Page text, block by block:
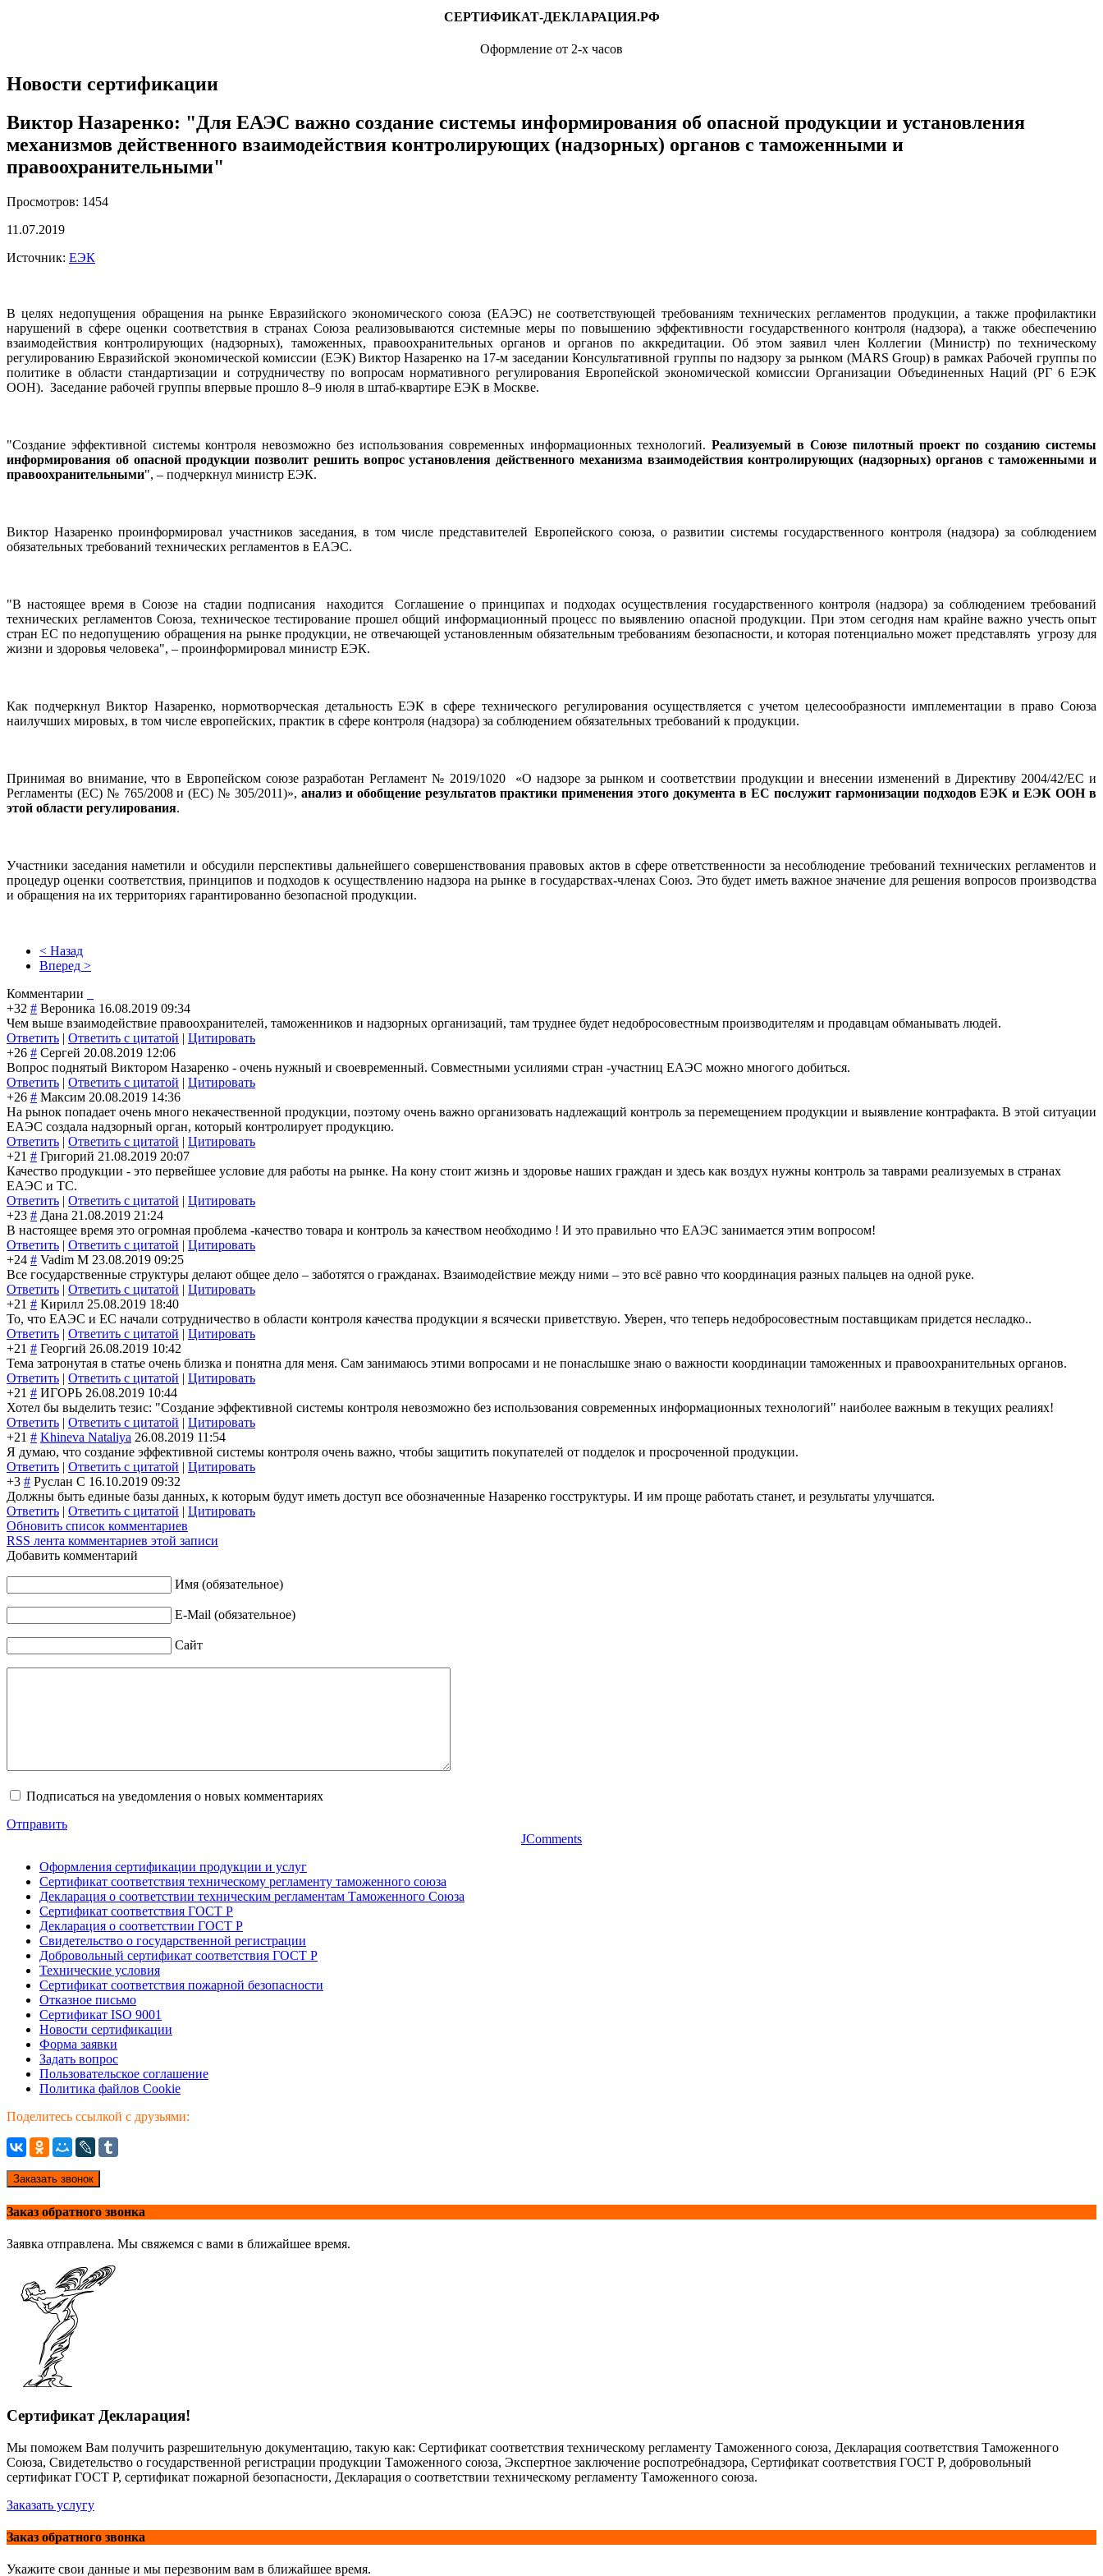
СЕРТИФИКАТ-ДЕКЛАРАЦИЯ.РФ
Оформление от 2-х часов
Новости сертификации
Виктор Назаренко: "Для ЕАЭС важно создание системы информирования об опасной продукции и установления
механизмов действенного взаимодействия контролирующих (надзорных) органов с таможенными и
правоохранительными"
Просмотров: 1454
11.07.2019
Источник: ЕЭК
В целях недопущения обращения на рынке Евразийского экономического союза (ЕАЭС) не соответствующей требованиям технических регламентов продукции, а также профилактики
нарушений в сфере оценки соответствия в странах Союза реализовываются системные меры по повышению эффективности государственного контроля (надзора), а также обеспечению
взаимодействия контролирующих (надзорных), таможенных, правоохранительных органов и органов по аккредитации. Об этом заявил член Коллегии (Министр) по техническому
регулированию Евразийской экономической комиссии (ЕЭК) Виктор Назаренко на 17-м заседании Консультативной группы по надзору за рынком (MARS Group) в рамках Рабочей группы по
политике в области стандартизации и сотрудничеству по вопросам нормативного регулирования Европейской экономической комиссии Организации Объединенных Наций (РГ 6 ЕЭК
ООН). Заседание рабочей группы впервые прошло 8–9 июля в штаб-квартире ЕЭК в Москве.
"Создание эффективной системы контроля невозможно без использования современных информационных технологий.Реализуемый в Союзе пилотный проект по созданию системы
информирования об опасной продукции позволит решить вопрос установления действенного механизма взаимодействия контролирующих (надзорных) органов с таможенными и
правоохранительными", – подчеркнул министр ЕЭК.
Виктор Назаренко проинформировал участников заседания, в том числе представителей Европейского союза, о развитии системы государственного контроля (надзора) за соблюдением
обязательных требований технических регламентов в ЕАЭС.
"В настоящее время в Союзе на стадии подписания находится Соглашение о принципах и подходах осуществления государственного контроля (надзора) за соблюдением требований
технических регламентов Союза, техническое тестирование прошел общий информационный процесс по выявлению опасной продукции. При этом сегодня нам крайне важно учесть опыт
стран ЕС по недопущению обращения на рынке продукции, не отвечающей установленным обязательным требованиям безопасности, и которая потенциально может представлять угрозу для
жизни и здоровья человека", – проинформировал министр ЕЭК.
Как подчеркнул Виктор Назаренко, нормотворческая детальность ЕЭК в сфере технического регулирования осуществляется с учетом целесообразности имплементации в право Союза
наилучших мировых, в том числе европейских, практик в сфере контроля (надзора) за соблюдением обязательных требований к продукции.
Принимая во внимание, что в Европейском союзе разработан Регламент № 2019/1020 «О надзоре за рынком и соответствии продукции и внесении изменений в Директиву 2004/42/ЕС и
Регламенты (ЕС) № 765/2008 и (ЕС) № 305/2011)», анализ и обобщение результатов практики применения этого документа в ЕС послужит гармонизации подходов ЕЭК и ЕЭК ООН в
этой области регулирования.
Участники заседания наметили и обсудили перспективы дальнейшего совершенствования правовых актов в сфере ответственности за несоблюдение требований технических регламентов и
процедур оценки соответствия, принципов и подходов к осуществлению надзора на рынке в государствах-членах Союз. Это будет иметь важное значение для решения вопросов производства
и обращения на их территориях гарантированно безопасной продукции.
< Назад
Вперед >
Комментарии
+32 # Вероника 16.08.2019 09:34
Чем выше взаимодействие правоохранителей, таможенников и надзорных организаций, там труднее будет недобросовестным производителям и продавцам обманывать людей.
Ответить | Ответить с цитатой | Цитировать
+26 # Сергей 20.08.2019 12:06
Вопрос поднятый Виктором Назаренко - очень нужный и своевременный. Совместными усилиями стран -участниц ЕАЭС можно многого добиться.
Ответить | Ответить с цитатой | Цитировать
+26 # Максим 20.08.2019 14:36
На рынок попадает очень много некачественной продукции, поэтому очень важно организовать надлежащий контроль за перемещением продукции и выявление контрафакта. В этой ситуации
ЕАЭС создала надзорный орган, который контролирует продукцию.
Ответить | Ответить с цитатой | Цитировать
+21 # Григорий 21.08.2019 20:07
Качество продукции - это первейшее условие для работы на рынке. На кону стоит жизнь и здоровье наших граждан и здесь как воздух нужны контроль за таврами реализуемых в странах
ЕАЭС и ТС.
Ответить | Ответить с цитатой | Цитировать
+23 # Дана 21.08.2019 21:24
В настоящее время это огромная проблема -качество товара и контроль за качеством необходимо ! И это правильно что ЕАЭС занимается этим вопросом!
Ответить | Ответить с цитатой | Цитировать
+24 # Vadim M 23.08.2019 09:25
Все государственные структуры делают общее дело – заботятся о гражданах. Взаимодействие между ними – это всё равно что координация разных пальцев на одной руке.
Ответить | Ответить с цитатой | Цитировать
+21 # Кирилл 25.08.2019 18:40
То, что ЕАЭС и ЕС начали сотрудничество в области контроля качества продукции я всячески приветствую. Уверен, что теперь недобросовестным поставщикам придется несладко..
Ответить | Ответить с цитатой | Цитировать
+21 # Георгий 26.08.2019 10:42
Тема затронутая в статье очень близка и понятна для меня. Сам занимаюсь этими вопросами и не понаслышке знаю о важности координации таможенных и правоохранительных органов.
Ответить | Ответить с цитатой | Цитировать
+21 # ИГОРЬ 26.08.2019 10:44
Хотел бы выделить тезис: "Создание эффективной системы контроля невозможно без использования современных информационных технологий" наиболее важным в текущих реалиях!
Ответить | Ответить с цитатой | Цитировать
+21 # Khineva Nataliya 26.08.2019 11:54
Я думаю, что создание эффективной системы контроля очень важно, чтобы защитить покупателей от подделок и просроченной продукции.
Ответить | Ответить с цитатой | Цитировать
+3 # Руслан С 16.10.2019 09:32
Должны быть единые базы данных, к которым будут иметь доступ все обозначенные Назаренко госструктуры. И им проще работать станет, и результаты улучшатся.
Ответить | Ответить с цитатой | Цитировать
Обновить список комментариев
RSS лента комментариев этой записи
Добавить комментарий
Имя (обязательное)
E-Mail (обязательное)
Сайт
Подписаться на уведомления о новых комментариях
Отправить
JComments
Оформления сертификации продукции и услуг
Сертификат соответствия техническому регламенту таможенного союза
Декларация о соответствии техническим регламентам Таможенного Союза
Сертификат соответствия ГОСТ Р
Декларация о соответствии ГОСТ Р
Свидетельство о государственной регистрации
Добровольный сертификат соответствия ГОСТ Р
Технические условия
Сертификат соответствия пожарной безопасности
Отказное письмо
Сертификат ISO 9001
Новости сертификации
Форма заявки
Задать вопрос
Пользовательское соглашение
Политика файлов Cookie
Поделитесь ссылкой с друзьями:
Заказать звонок
Заказ обратного звонка
Заявка отправлена. Мы свяжемся с вами в ближайшее время.
Сертификат Декларация!
Мы поможем Вам получить разрешительную документацию, такую как: Сертификат соответствия техническому регламенту Таможенного союза, Декларация соответствия Таможенного
Союза, Свидетельство о государственной регистрации продукции Таможенного союза, Экспертное заключение роспотребнадзора, Сертификат соответствия ГОСТ Р, добровольный
сертификат ГОСТ Р, сертификат пожарной безопасности, Декларация о соответствии техническому регламенту Таможенного союза.
Заказать услугу
Заказ обратного звонка
Укажите свои данные и мы перезвоним вам в ближайшее время.